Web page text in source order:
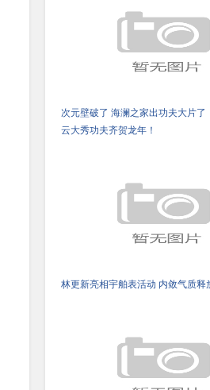
次元壁破了 海澜之家出功夫大片了
云大秀功夫齐贺龙年！
林更新亮相宇舶表活动 内敛气质释